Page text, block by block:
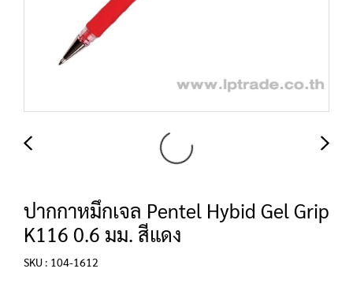
ปากกาหมึกเจล Pentel Hybid Gel Grip
K116 0.6 มม. สีแดง
SKU : 104-1612